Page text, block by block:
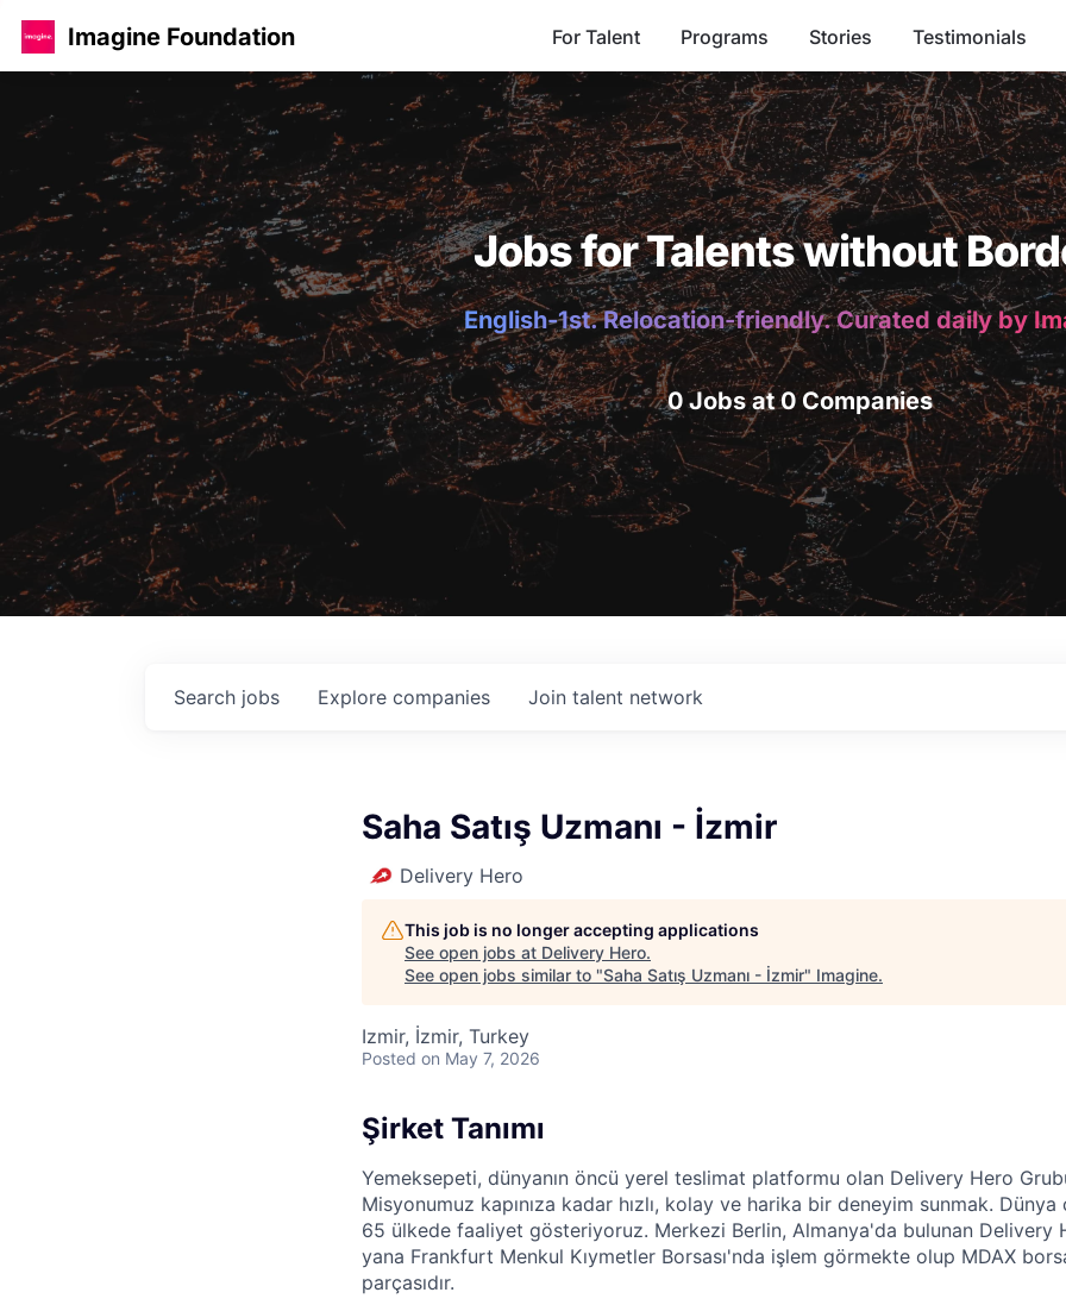
Imagine Foundation For Talent Programs Stories Testimonials
Jobs for Talents without
English-1st. Relocation-friendly. Curated daily by
0 Jobs at 0 Companies
Search jobs Explore companies Join talent network
Saha Satış Uzmanı - İzmir
Delivery Hero
This job is no longer accepting applications
See open jobs at Delivery Hero.
See open jobs similar to "Saha Satış Uzmanı - İzmir" Imagine.
Izmir, İzmir, Turkey
Posted on May 7, 2026
Şirket Tanımı
Yemeksepeti, dünyanın öncü yerel teslimat platformu olan Delivery Hero
Misyonumuz kapınıza kadar hızlı, kolay ve harika bir deneyim sunmak. Dünya
65 ülkede faaliyet gösteriyoruz. Merkezi Berlin, Almanya'da bulunan Delivery
yana Frankfurt Menkul Kıymetler Borsası'nda işlem görmekte olup MDAX
parçasıdır.